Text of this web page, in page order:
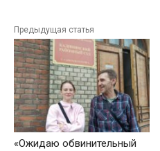
Предыдущая статья
«Ожидаю обвинительный